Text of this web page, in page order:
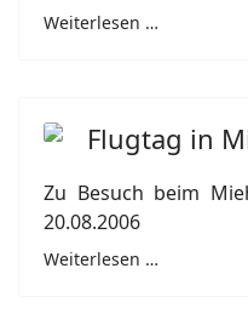
Weiterlesen …
Flugtag in
Zu Besuch beim
20.08.2006
Weiterlesen …